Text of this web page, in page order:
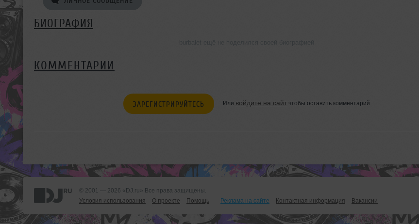
БИОГРАФИЯ
КОММЕНТАРИИ
ЗАРЕГИСТРИРУЙТЕСЬ Или войдите на сайтчтобы оставить комментарий
© 2001 — 2026 «DJ.ru» Все права защищены.
Условия использования
О проекте Помощь Реклама на сайте Контактная информация Вакансии